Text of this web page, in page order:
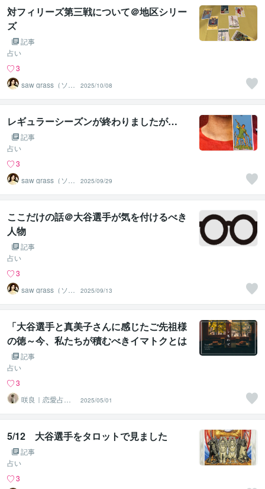
対フィリーズ第三戦について＠地区シリー
ズ
記事
占い
3
saw grass（ソー
グラス）
2025/10/08
レギュラーシーズンが終わりましたが…
記事
占い
3
saw grass（ソー
グラス）
2025/09/29
ここだけの話＠大谷選手が気を付けるべき
人物
記事
占い
3
saw grass（ソー
グラス）
2025/09/13
「大谷選手と真美子さんに感じたご先祖様
の徳～今、私たちが積むべきイマトクとは
～」記事
占い
3
咲良｜恋愛占い
心導師
2025/05/01
5/12 大谷選手をタロットで見ました
記事
占い
3